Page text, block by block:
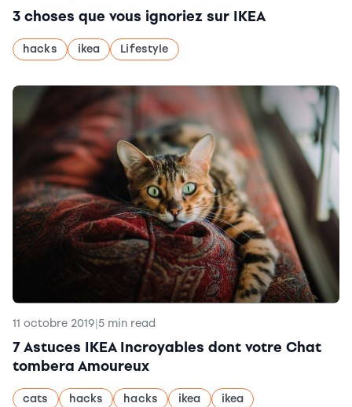
3 choses que vous ignoriez sur IKEA
hacks ikea Lifestyle
11 octobre 2019|5 min read
7 Astuces IKEA Incroyables dont votre Chat
tombera Amoureux
cats hacks hacks ikea ikea